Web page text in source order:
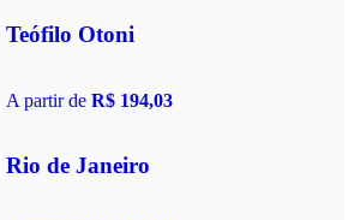
Teófilo Otoni
A partir de R$ 194,03
Rio de Janeiro